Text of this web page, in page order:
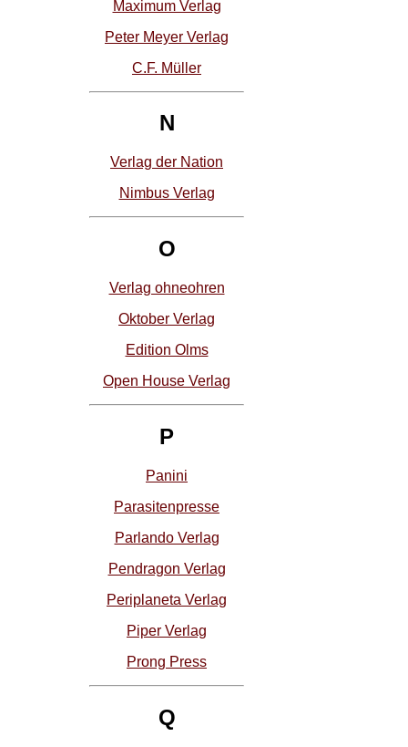
Maximum Verlag
Peter Meyer Verlag
C.F. Müller
N
Verlag der Nation
Nimbus Verlag
O
Verlag ohneohren
Oktober Verlag
Edition Olms
Open House Verlag
P
Panini
Parasitenpresse
Parlando Verlag
Pendragon Verlag
Periplaneta Verlag
Piper Verlag
Prong Press
Q